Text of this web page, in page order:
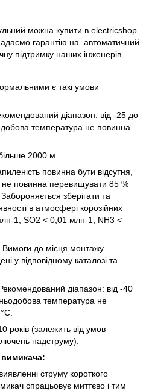
можна купити в electricshop
гарантію на автоматичний
підтримку наших інженерів.
є такі умови
діапазон: від -25 до
температура не повинна
2000 м.
повинна бути відсутня,
не повинна перевищувати 85 %
зберігати та
в атмосфері корозійних
1, SO2 < 0,01 млн-1, NH3 <
до місця монтажу
у відповідному каталозі та
діапазон: від -40
температура не
(залежить від умов
надструму).
струму короткого
спрацьовує миттєво і тим